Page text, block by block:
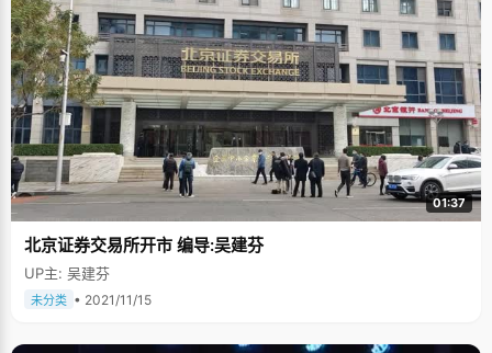
01:37
北京证券交易所开市 编导:吴建芬
UP主: 吴建芬
未分类 • 2021/11/15